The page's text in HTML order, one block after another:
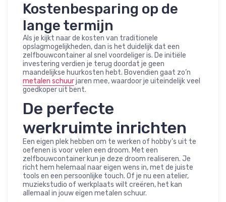
Kostenbesparing op de
lange termijn
Als je kijkt naar de kosten van traditionele
opslagmogelijkheden, dan is het duidelijk dat een
zelfbouwcontainer al snel voordeliger is. De initiële
investering verdien je terug doordat je geen
maandelijkse huurkosten hebt. Bovendien gaat zo’n
metalen schuurjaren mee, waardoor je uiteindelijk veel
goedkoper uit bent.
De perfecte
werkruimte inrichten
Een eigen plek hebben om te werken of hobby’s uit te
oefenen is voor velen een droom. Met een
zelfbouwcontainer kun je deze droom realiseren. Je
richt hem helemaal naar eigen wens in, met de juiste
tools en een persoonlijke touch. Of je nu een atelier,
muziekstudio of werkplaats wilt creëren, het kan
allemaal in jouw eigen metalen schuur.